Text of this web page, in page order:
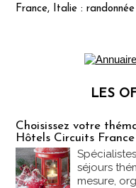
France, Italie :
LES
Choisissez votre
Hôtels Circuits France
séjours
mesure,